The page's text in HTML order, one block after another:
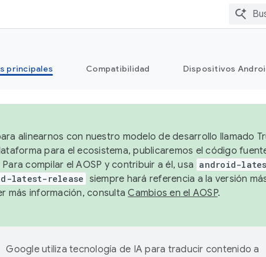
principales Compatibilidad Dispositivos
alinearnos con nuestro modelo de desarrollo llamado
para el ecosistema, publicaremos el código
compilar el AOSP y contribuir a él, usa android-
latest-release siempre hará referencia a la versión
más información, consultaCambios en el AOSP.
Google utiliza tecnología de IA para traducir contenido a